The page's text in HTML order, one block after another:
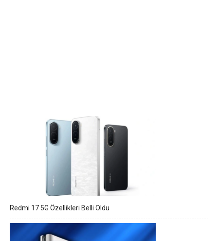
Redmi 17 5G Özellikleri Belli Oldu